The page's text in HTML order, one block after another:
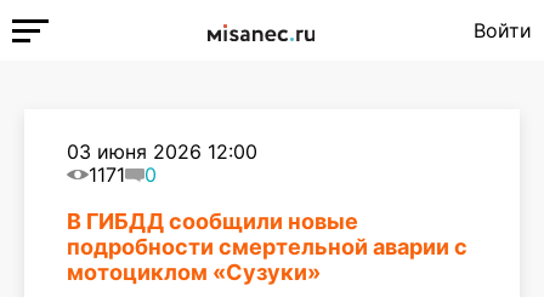
Войти
03 июня 2026 12:00
1171
0
В ГИБДД сообщили новые
подробности смертельной аварии с
мотоциклом «Сузуки»